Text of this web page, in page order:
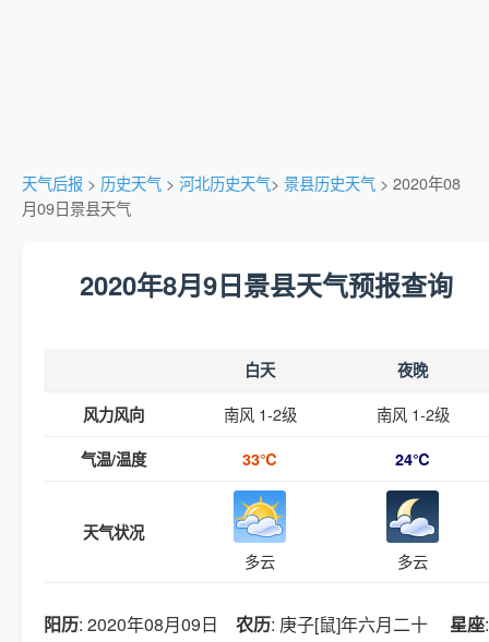
天气后报 > 历史天气 > 河北历史天气> 景县历史天气 > 2020年08
月09日景县天气
2020年8月9日景县天气预报查询
白天 夜晚
风力风向 南风 1-2级 南风 1-2级
气温/温度 33℃ 24℃
天气状况
多云 多云
阳历: 2020年08月09日 农历: 庚子[鼠]年六月二十 星座: